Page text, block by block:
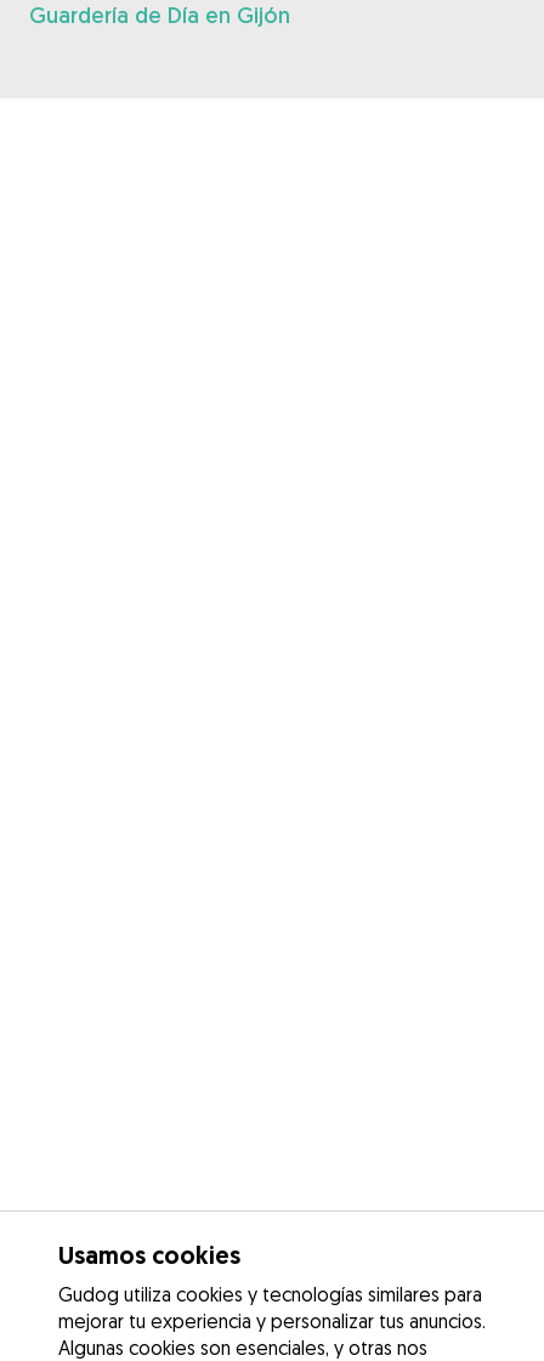
Usamos cookies
Gudog utiliza cookies y tecnologías similares para
mejorar tu experiencia y personalizar tus anuncios.
Algunas cookies son esenciales, y otras nos
Guardería de Día en Gijón